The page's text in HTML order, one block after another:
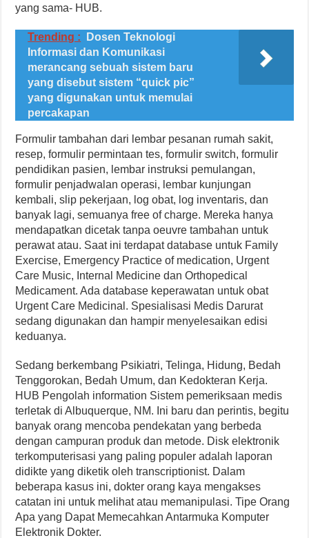
yang sama- HUB.
Trending :
Dosen Teknologi
Informasi dan Komunikasi
merancang sebuah sistem baru
yang disebut sistem “quick pic”
yang digunakan untuk memulai
percakapan
Formulir tambahan dari lembar pesanan rumah sakit,
resep, formulir permintaan tes, formulir switch, formulir
pendidikan pasien, lembar instruksi pemulangan,
formulir penjadwalan operasi, lembar kunjungan
kembali, slip pekerjaan, log obat, log inventaris, dan
banyak lagi, semuanya free of charge. Mereka hanya
mendapatkan dicetak tanpa oeuvre tambahan untuk
perawat atau. Saat ini terdapat database untuk Family
Exercise, Emergency Practice of medication, Urgent
Care Music, Internal Medicine dan Orthopedical
Medicament. Ada database keperawatan untuk obat
Urgent Care Medicinal. Spesialisasi Medis Darurat
sedang digunakan dan hampir menyelesaikan edisi
keduanya.
Sedang berkembang Psikiatri, Telinga, Hidung, Bedah
Tenggorokan, Bedah Umum, dan Kedokteran Kerja.
HUB Pengolah information Sistem pemeriksaan medis
terletak di Albuquerque, NM. Ini baru dan perintis, begitu
banyak orang mencoba pendekatan yang berbeda
dengan campuran produk dan metode. Disk elektronik
terkomputerisasi yang paling populer adalah laporan
didikte yang diketik oleh transcriptionist. Dalam
beberapa kasus ini, dokter orang kaya mengakses
catatan ini untuk melihat atau memanipulasi. Tipe Orang
Apa yang Dapat Memecahkan Antarmuka Komputer
Elektronik Dokter.